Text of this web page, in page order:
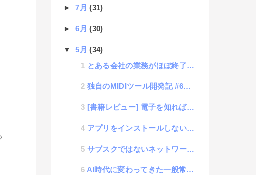
►7月(31)
►6月(30)
▼5月(34)
とある会社の業務がほぼ終了したのでその現場での学習ポイントの書き残し
独自のMIDIツール開発記 #6「AIに作曲させる機能の巻」
[書籍レビュー] 電子を知れば科学がわかる
アプリをインストールしないと使えないサービスがウザすぎる話
サブスクではないネットワークストレージのpCloud
AI時代に変わってきた一般常識について考える